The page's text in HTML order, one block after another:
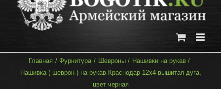
Главная Фурнитура Шевроны
Нашивки на рукав
Нашивка ( шеврон ) на рукав Краснодар 12х4 вышитая дуга,
цвет черная